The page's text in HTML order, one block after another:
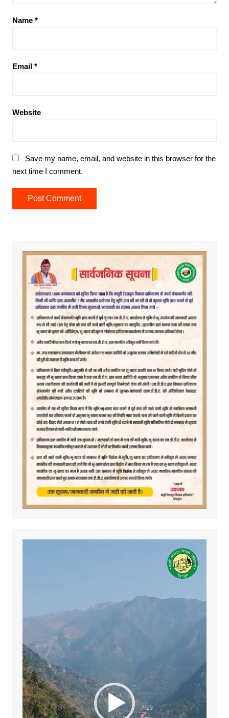
Name *
Email *
Website
Save my name, email, and website in this browser for the
next time I comment.